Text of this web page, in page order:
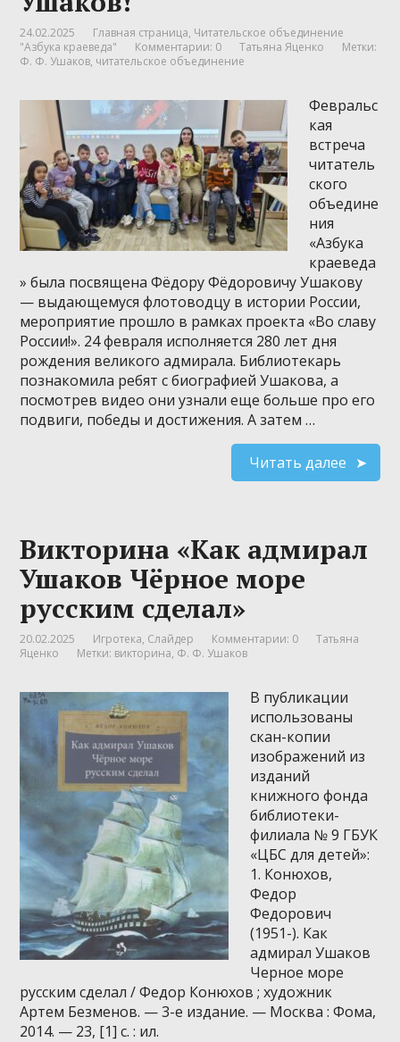
24.02.2025 Главная страница, Читательское объединение
"Азбука краеведа"
Комментарии: 0 Татьяна Яценко
Метки:
Ф. Ф. Ушаков, читательское объединение
Февральс
кая
встреча
читатель
ского
объедине
ния
«Азбука
краеведа
» была посвящена Фёдору Фёдоровичу Ушакову
— выдающемуся флотоводцу в истории России,
мероприятие прошло в рамках проекта «Во славу
России!». 24 февраля исполняется 280 лет дня
рождения великого адмирала. Библиотекарь
познакомила ребят с биографией Ушакова, а
посмотрев видео они узнали еще больше про его
подвиги, победы и достижения. А затем …
Читать далее
Викторина «Как адмирал
Ушаков Чёрное море
русским сделал»
20.02.2025 Игротека, Слайдер Комментарии: 0
Татьяна
Яценко
Метки: викторина, Ф. Ф. Ушаков
В публикации
использованы
скан-копии
изображений из
изданий
книжного фонда
библиотеки-
филиала № 9 ГБУК
«ЦБС для детей»:
1. Конюхов,
Федор
Федорович
(1951-). Как
адмирал Ушаков
Черное море
русским сделал / Федор Конюхов ; художник
Артем Безменов. — 3-е издание. — Москва : Фома,
2014. — 23, [1] с. : ил.